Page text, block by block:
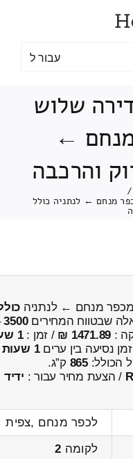
עבור ל
שלוש
←
והרכבה
/
מנחם ← לנתניה כולל
מנחם ← לנתניה
שבטווח המחירים3500
:
1471.89 ₪ / זמן :1 שעות 4 דקות
נסיעה בין ערים1 שעות , 4 דקות
הכולל:865 ק”ג.
/ הצעת מחיר עבור : ידיד
לכפר מנחם ,צפית
לקומה 2